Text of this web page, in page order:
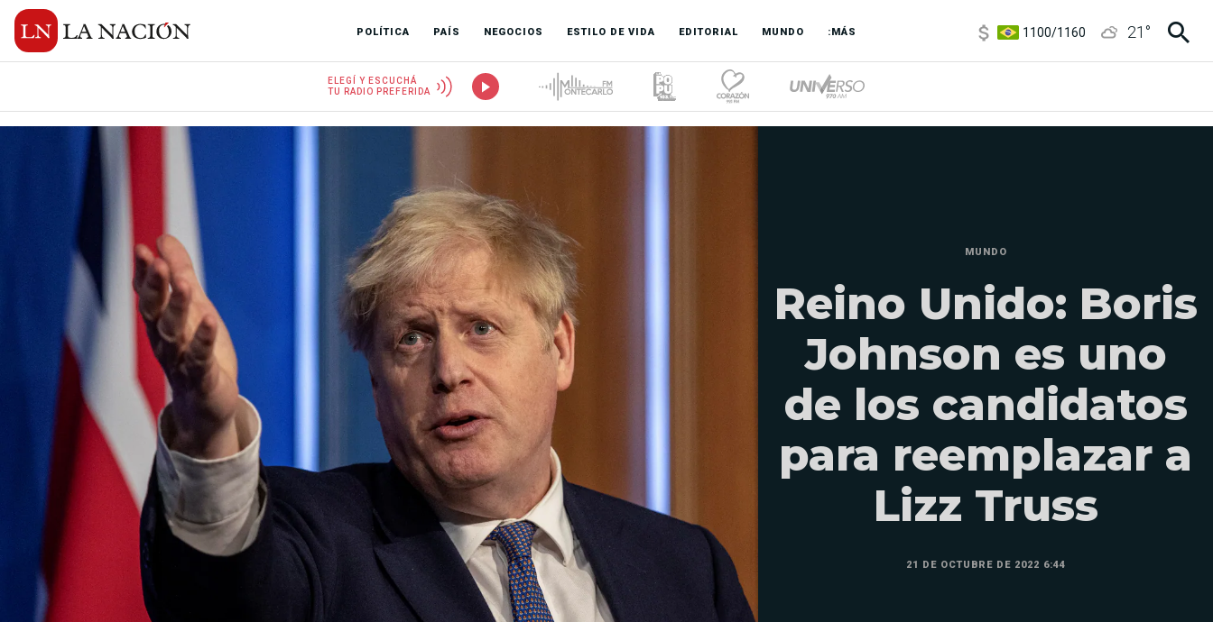
POLÍTICA PAÍS NEGOCIOS ESTILO DE VIDA EDITORIAL MUNDO :MÁS
3,8/4
21 °
ELEGÍ Y ESCUCHÁ
TU RADIO PREFERIDA
MUNDO
Reino Unido: Boris
Johnson es uno
de los candidatos
para reemplazar a
Lizz Truss
21 DE OCTUBRE DE 2022 6:44